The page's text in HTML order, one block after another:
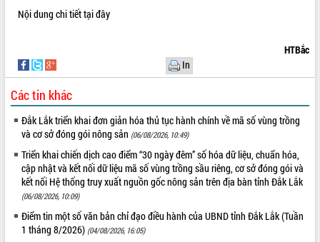
VIDEO
Không có file video nào để phát.
ALBUM ẢNH
Nội dung chi tiếttại đây
HTBắc
In
Các tin khác
Đắk Lắk triển khai đơn giản hóa thủ tục hành chính về mã số vùng trồng
và cơ sở đóng gói nông sản (06/08/2026, 10:49)
Triển khai chiến dịch cao điểm “30 ngày đêm” số hóa dữ liệu, chuẩn hóa,
cập nhật và kết nối dữ liệu mã số vùng trồng sầu riêng, cơ sở đóng gói và
kết nối Hệ thống truy xuất nguồn gốc nông sản trên địa bàn tỉnh Đắk Lắk
(06/08/2026, 10:09)
Điểm tin một số văn bản chỉ đạo điều hành của UBND tỉnh Đắk Lắk (Tuần
1 tháng 8/2026) (04/08/2026, 16:05)